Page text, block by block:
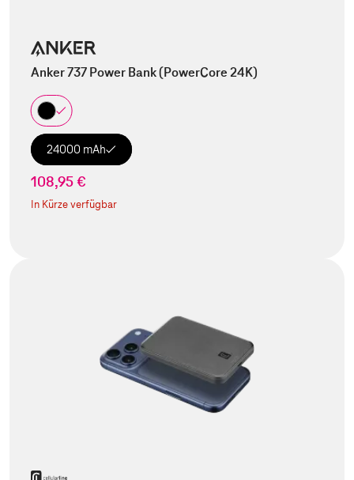
Anker 737 Power Bank (PowerCore 24K)
24000 mAh
108,95 €
In Kürze verfügbar